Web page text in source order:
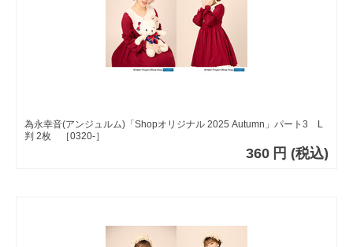
為永幸音(アンジュルム)「Shopオリジナル 2025 Autumn」パート3 L
判 2枚 ［0320-］
360 円 (税込)